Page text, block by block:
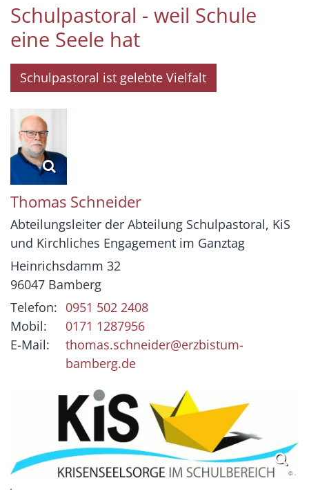
Schulpastoral - weil Schule
eine Seele hat
Schulpastoral ist gelebte Vielfalt
Thomas Schneider
Abteilungsleiter der Abteilung Schulpastoral, KiS
und Kirchliches Engagement im Ganztag
Heinrichsdamm 32
96047 Bamberg
Telefon: 0951 502 2408
Mobil:
0171 1287956
E-Mail:
thomas.schneider@erzbistum-
bamberg.de
© .
.